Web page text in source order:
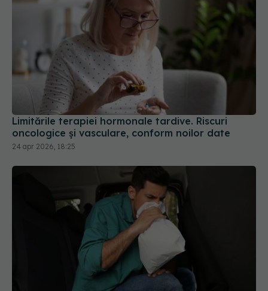
Limitările terapiei hormonale tardive. Riscuri
oncologice și vasculare, conform noilor date
24 apr 2026, 18:25
Zece soluții rapide care pot calma senzația de